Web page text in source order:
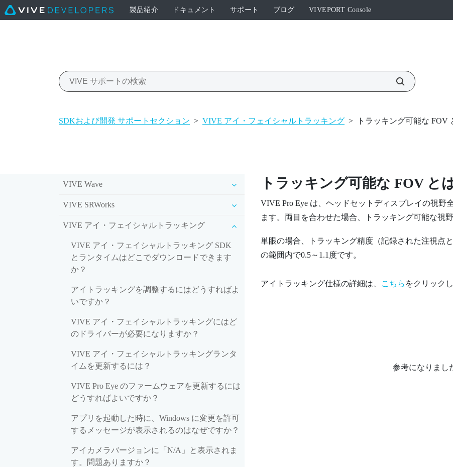
製品紹介 ドキュメント サポート ブログ VIVEPORT Console
SDKおよび開発 サポートセクション > VIVE アイ・フェイシャルトラッキング > トラッキング可能な FOV
VIVE Wave
VIVE SRWorks
VIVE アイ・フェイシャルトラッキング
VIVE アイ・フェイシャルトラッキング SDK
とランタイムはどこでダウンロードできます
か？
アイトラッキングを調整するにはどうすればよ
いですか？
VIVE アイ・フェイシャルトラッキングにはど
のドライバーが必要になりますか？
VIVE アイ・フェイシャルトラッキングランタ
イムを更新するには？
VIVE Pro Eye のファームウェアを更新するには
どうすればよいですか？
アプリを起動した時に、Windows に変更を許可
するメッセージが表示されるのはなぜですか？
アイカメラバージョンに「N/A」と表示されま
す。問題ありますか？
トラッキング可能な FOV と
VIVE Pro Eyeは、ヘッドセットディスプレイの視野
ます。両目を合わせた場合、トラッキング可能な視野
単眼の場合、トラッキング精度（記録された注視点
の範囲内で0.5～1.1度です。
アイトラッキング仕様の詳細は、 こちら をクリック
参考になりまし